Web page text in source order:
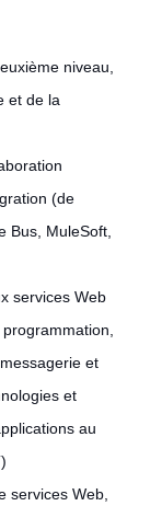
niveau,
et de la
(de
Bus, MuleSoft,
services Web
et
et
au
services Web,